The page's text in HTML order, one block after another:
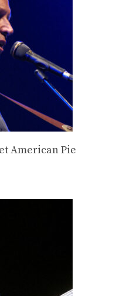
American Pie